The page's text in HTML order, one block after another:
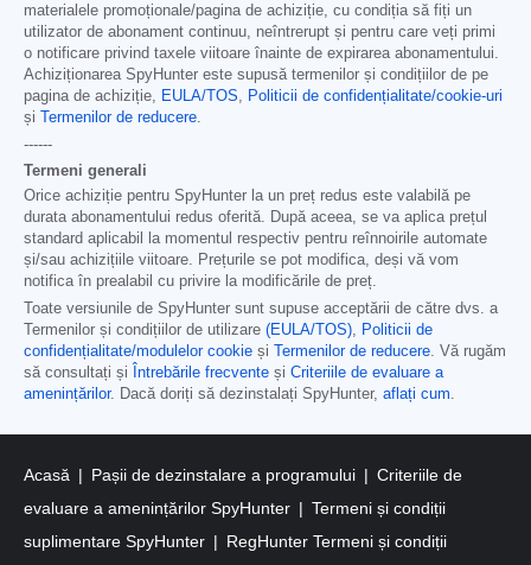
materialele promoționale/pagina de achiziție, cu condiția să fiți un
utilizator de abonament continuu, neîntrerupt și pentru care veți primi
o notificare privind taxele viitoare înainte de expirarea abonamentului.
Achiziționarea SpyHunter este supusă termenilor și condițiilor de pe
pagina de achiziție, EULA/TOS, Politicii de confidențialitate/cookie-uri
și
Termenilor de reducere.
------
Termeni generali
Orice achiziție pentru SpyHunter la un preț redus este valabilă pe
durata abonamentului redus oferită. După aceea, se va aplica prețul
standard aplicabil la momentul respectiv pentru reînnoirile automate
și/sau achizițiile viitoare. Prețurile se pot modifica, deși vă vom
notifica în prealabil cu privire la modificările de preț.
Toate versiunile de SpyHunter sunt supuse acceptării de către dvs. a
Termenilor și condițiilor de utilizare (EULA/TOS), Politicii de
confidențialitate/modulelor cookie și Termenilor de reducere. Vă rugăm
să consultați și
Întrebările frecvente și Criteriile de evaluare a
amenințărilor. Dacă doriți să dezinstalați SpyHunter, aflați cum.
Acasă Pașii de dezinstalare a programului
Criteriile de
evaluare a amenințărilor SpyHunter
Termeni și condiții
suplimentare SpyHunter
RegHunter Termeni și condiții